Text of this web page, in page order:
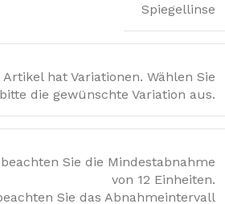
Spiegellinse
Artikel hat Variationen. Wählen Sie
bitte die gewünschte Variation aus.
Sie die Mindestabnahme
von 12 Einheiten.
Sie das Abnahmeintervall